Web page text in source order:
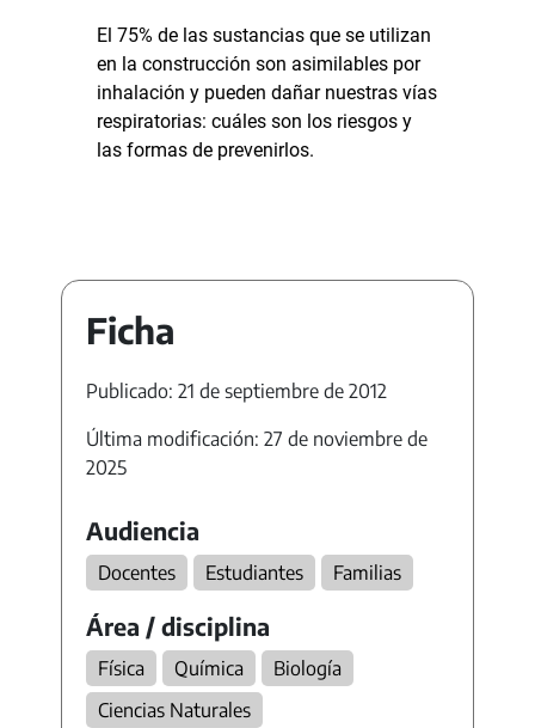
El 75% de las sustancias que se utilizan
en la construcción son asimilables por
inhalación y pueden dañar nuestras vías
respiratorias: cuáles son los riesgos y
las formas de prevenirlos.
Ficha
Publicado: 21 de septiembre de 2012
Última modificación: 27 de noviembre de
2025
Audiencia
Docentes Estudiantes Familias
Área / disciplina
Física Química
Biología
Ciencias Naturales